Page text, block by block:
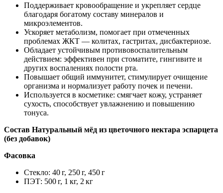
Поддерживает кровообращение и укрепляет сердце
благодаря богатому составу минералов и
микроэлементов.
Ускоряет метаболизм, помогает при отмеченных
проблемах ЖКТ — колитах, гастритах, дисбактериозе.
Обладает устойчивым противовоспалительным
действием: эффективен при стоматите, гингивите и
других воспалениях полости рта.
Повышает общий иммунитет, стимулирует очищение
организма и нормализует работу почек и печени.
Используется в косметике: смягчает кожу, устраняет
сухость, способствует увлажнению и повышению
тонуса.
Состав Натуральный мёд из цветочного нектара эспарцета
(без добавок)
Фасовка
Стекло: 40 г, 250 г, 450 г
ПЭТ: 500 г, 1 кг, 2 кг